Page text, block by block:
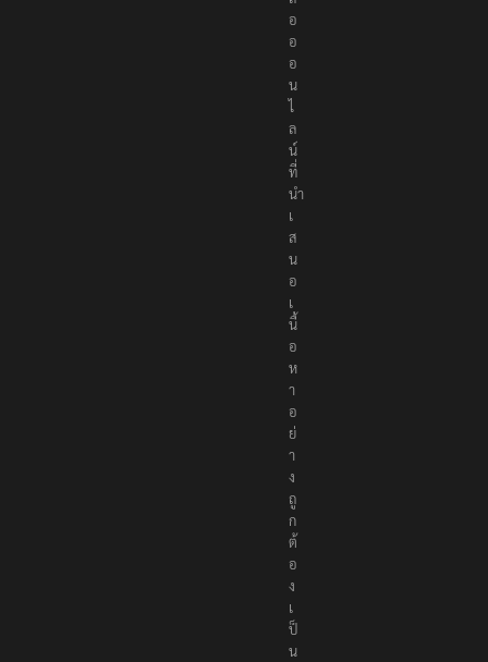
อ
อ
อ
น
ไ
ล
น์
ที่
นำ
เ
ส
น
อ
เ
นื้
อ
ห
า
อ
ย่
า
ง
ถู
ก
ต้
อ
ง
เ
ป็
น